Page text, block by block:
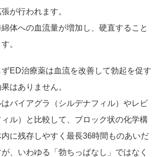
が行われます。
体への血流量が増加し、硬直すること
。
ED治療薬は血流を改善して勃起を促す
はありません。
バイアグラ（シルデナフィル）やレビ
ィル）と比較して、ブロック状の化学構
に残存しやすく最長36時間ものあいだ
、いわゆる「勃ちっぱなし」ではなく